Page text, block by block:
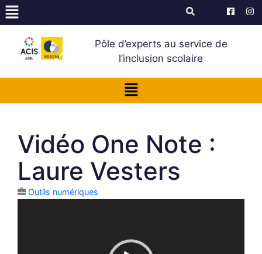
Pôle d’experts au service de
l’inclusion scolaire
Vidéo One Note :
Laure Vesters
Outils numériques